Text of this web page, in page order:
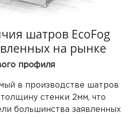
шатров EcoFog
на рынке
профиля
в производстве шатров
стенки 2мм, что
большинства заявленных